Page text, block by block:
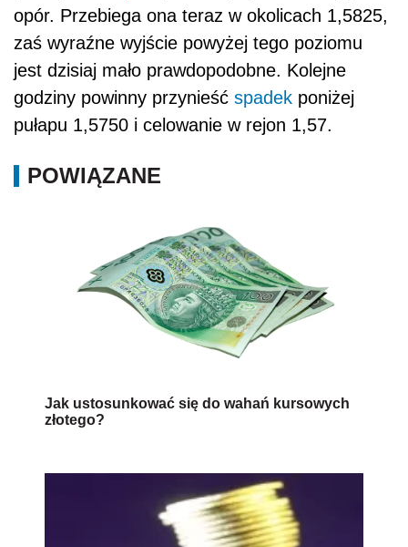
opór. Przebiega ona teraz w okolicach 1,5825,
zaś wyraźne wyjście powyżej tego poziomu
jest dzisiaj mało prawdopodobne. Kolejne
godziny powinny przynieść spadek poniżej
pułapu 1,5750 i celowanie w rejon 1,57.
POWIĄZANE
Jak ustosunkować się do wahań kursowych
złotego?